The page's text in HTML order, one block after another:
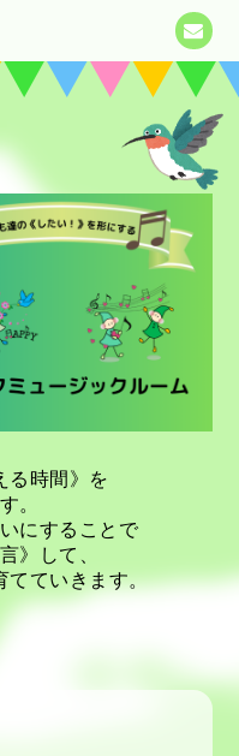
る時間》を
。
にすることで
》して、
てていきます。